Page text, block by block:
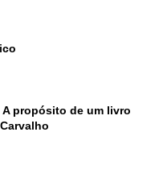
propósito de um livro